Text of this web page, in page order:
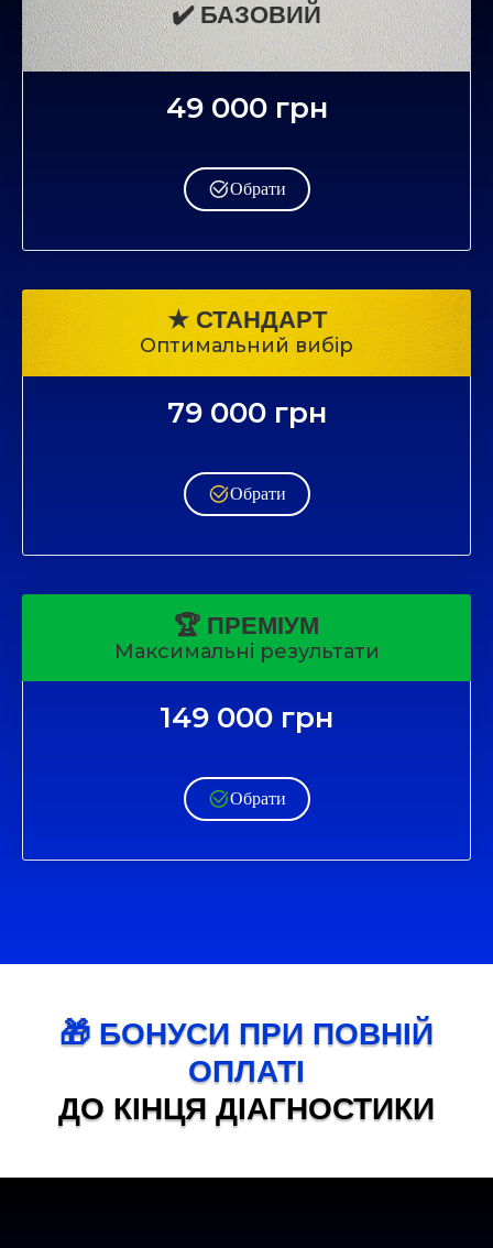
✔️ БАЗОВИЙ
49 000 грн
Обрати
★ СТАНДАРТ
Оптимальний вибір
79 000 грн
Обрати
🏆 ПРЕМІУМ
Максимальні результати
149 000 грн
Обрати
🎁 БОНУСИ ПРИ ПОВНІЙ
ОПЛАТІ
ДО КІНЦЯ ДІАГНОСТИКИ